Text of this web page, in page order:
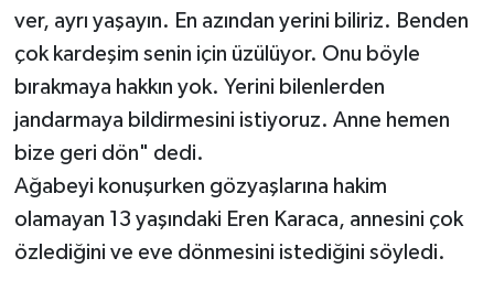
ver, ayrı yaşayın. En azından yerini biliriz. Benden
çok kardeşim senin için üzülüyor. Onu böyle
bırakmaya hakkın yok. Yerini bilenlerden
jandarmaya bildirmesini istiyoruz. Anne hemen
bize geri dön" dedi.
Ağabeyi konuşurken gözyaşlarına hakim
olamayan 13 yaşındaki Eren Karaca, annesini çok
özlediğini ve eve dönmesini istediğini söyledi.